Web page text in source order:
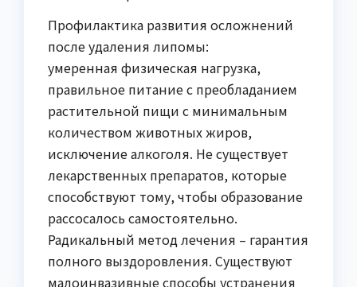
Профилактика развития осложнений
после удаления липомы:
умеренная физическая нагрузка,
правильное питание с преобладанием
растительной пищи с минимальным
количеством животных жиров,
исключение алкоголя. Не существует
лекарственных препаратов, которые
способствуют тому, чтобы образование
рассосалось самостоятельно.
Радикальный метод лечения – гарантия
полного выздоровления. Существуют
малоинвазивные способы устранения